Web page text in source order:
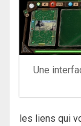
Une
les liens qui